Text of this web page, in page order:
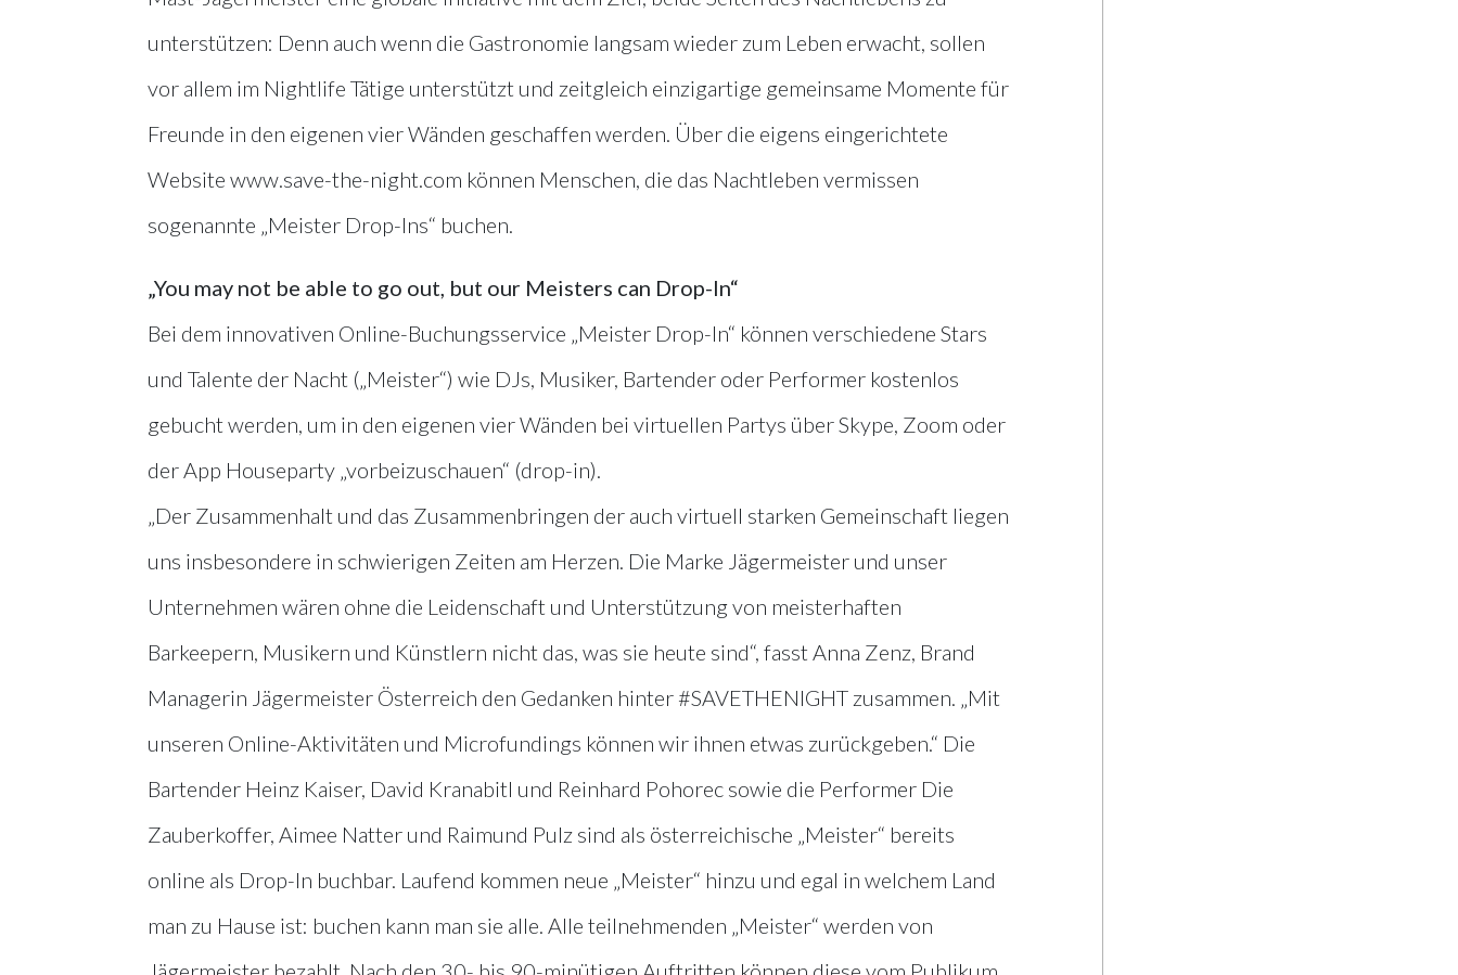
unterstützen: Denn auch wenn die Gastronomie langsam wieder zum Leben erwacht, sollen
vor allem im Nightlife Tätige unterstützt und zeitgleich einzigartige gemeinsame Momente für
Freunde in den eigenen vier Wänden geschaffen werden. Über die eigens eingerichtete
Website www.save-the-night.com können Menschen, die das Nachtleben vermissen
sogenannte „Meister Drop-Ins“ buchen.
„You may not be able to go out, but our Meisters can Drop-In“
Bei dem innovativen Online-Buchungsservice „Meister Drop-In“ können verschiedene Stars
und Talente der Nacht („Meister“) wie DJs, Musiker, Bartender oder Performer kostenlos
gebucht werden, um in den eigenen vier Wänden bei virtuellen Partys über Skype, Zoom oder
der App Houseparty „vorbeizuschauen“ (drop-in).
„Der Zusammenhalt und das Zusammenbringen der auch virtuell starken Gemeinschaft liegen
uns insbesondere in schwierigen Zeiten am Herzen. Die Marke Jägermeister und unser
Unternehmen wären ohne die Leidenschaft und Unterstützung von meisterhaften
Barkeepern, Musikern und Künstlern nicht das, was sie heute sind“, fasst Anna Zenz, Brand
Managerin Jägermeister Österreich den Gedanken hinter #SAVETHENIGHT zusammen. „Mit
unseren Online-Aktivitäten und Microfundings können wir ihnen etwas zurückgeben.“ Die
Bartender Heinz Kaiser, David Kranabitl und Reinhard Pohorec sowie die Performer Die
Zauberkoffer, Aimee Natter und Raimund Pulz sind als österreichische „Meister“ bereits
online als Drop-In buchbar. Laufend kommen neue „Meister“ hinzu und egal in welchem Land
man zu Hause ist: buchen kann man sie alle. Alle teilnehmenden „Meister“ werden von